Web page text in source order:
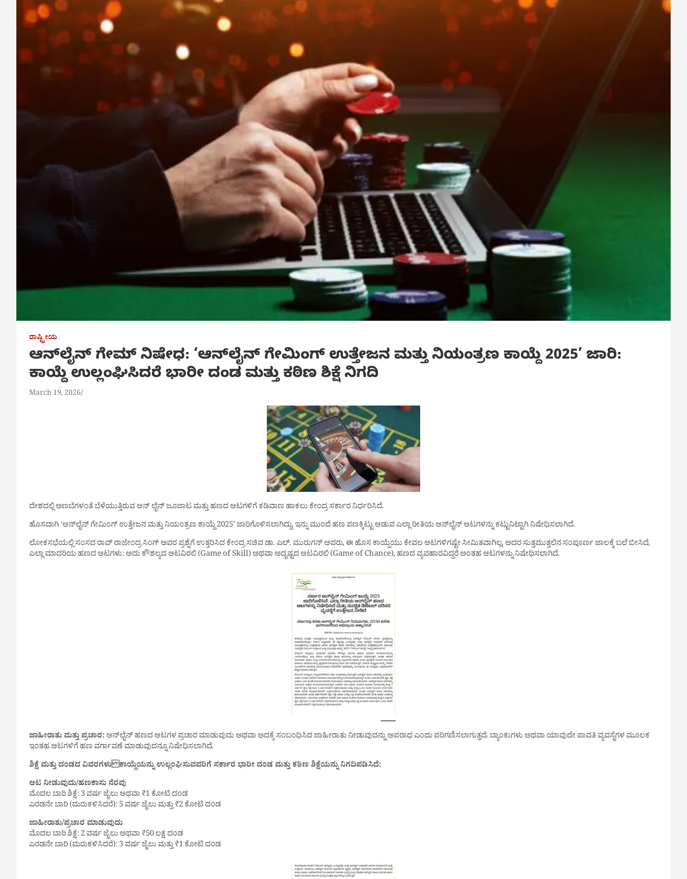
ರಾಷ್ಟ್ರೀಯ
ಆನ್‌ಲೈನ್ ಗೇಮ್ ನಿಷೇಧ: ‘ಆನ್‌ಲೈನ್ ಗೇಮಿಂಗ್ ಉತ್ತೇಜನ ಮತ್ತು ನಿಯಂತ್ರಣ ಕಾಯ್ದೆ 2025’ ಜಾರಿ:
ಕಾಯ್ದೆ ಉಲ್ಲಂಘಿಸಿದರೆ ಭಾರೀ ದಂಡ ಮತ್ತು ಕಠಿಣ ಶಿಕ್ಷೆ ನಿಗದಿ
March 19, 2026
ದೇಶದಲ್ಲಿ ಅಣಬೆಗಳಂತೆ ಬೆಳೆಯುತ್ತಿರುವ ಆನ್‌ ಲೈನ್ ಜೂಜಾಟ ಮತ್ತು ಹಣದ ಆಟಗಳಿಗೆ ಕಡಿವಾಣ ಹಾಕಲು ಕೇಂದ್ರ ಸರ್ಕಾರ ನಿರ್ಧರಿಸಿದೆ.
ಹೊಸದಾಗಿ ‘ಆನ್‌ಲೈನ್ ಗೇಮಿಂಗ್ ಉತ್ತೇಜನ ಮತ್ತು ನಿಯಂತ್ರಣ ಕಾಯ್ದೆ 2025’ ಜಾರಿಗೊಳಿಸಲಾಗಿದ್ದು, ಇನ್ನು ಮುಂದೆ ಹಣ ಪಣಕ್ಕಿಟ್ಟು ಆಡುವ ಎಲ್ಲಾ ರೀತಿಯ ಆನ್‌ಲೈನ್ ಆಟಗಳನ್ನು ಕಟ್ಟುನಿಟ್ಟಾಗಿ ನಿಷೇಧಿಸಲಾಗಿದೆ.
ಲೋಕಸಭೆಯಲ್ಲಿ ಸಂಸದ ರಾವ್ ರಾಜೇಂದ್ರ ಸಿಂಗ್ ಅವರ ಪ್ರಶ್ನೆಗೆ ಉತ್ತರಿಸಿದ ಕೇಂದ್ರ ಸಚಿವ ಡಾ. ಎಲ್. ಮುರುಗನ್ ಅವರು, ಈ ಹೊಸ ಕಾಯ್ದೆಯು ಕೇವಲ ಆಟಗಳಿಗಷ್ಟೇ ಸೀಮಿತವಾಗಿಲ್ಲ, ಅದರ ಸುತ್ತಮುತ್ತಲಿನ ಸಂಪೂರ್ಣ ಜಾಲಕ್ಕೆ ಬಲೆ ಬೀಸಿದೆ,
ಎಲ್ಲಾ ಮಾದರಿಯ ಹಣದ ಆಟಗಳು: ಅದು ಕೌಶಲ್ಯದ ಆಟವಿರಲಿ (Game of Skill) ಅಥವಾ ಅದೃಷ್ಟದ ಆಟವಿರಲಿ (Game of Chance), ಹಣದ ವ್ಯವಹಾರವಿದ್ದರೆ ಅಂತಹ ಆಟಗಳನ್ನು ನಿಷೇಧಿಸಲಾಗಿದೆ.
ಜಾಹೀರಾತು ಮತ್ತು ಪ್ರಚಾರ:ಆನ್‌ಲೈನ್ ಹಣದ ಆಟಗಳ ಪ್ರಚಾರ ಮಾಡುವುದು ಅಥವಾ ಅದಕ್ಕೆ ಸಂಬಂಧಿಸಿದ ಜಾಹೀರಾತು ನೀಡುವುದನ್ನು ಅಪರಾಧ ಎಂದು ಪರಿಗಣಿಸಲಾಗುತ್ತದೆ. ಬ್ಯಾಂಕುಗಳು ಅಥವಾ ಯಾವುದೇ ಪಾವತಿ ವ್ಯವಸ್ಥೆಗಳ ಮೂಲಕ
ಇಂತಹ ಆಟಗಳಿಗೆ ಹಣ ವರ್ಗಾವಣೆ ಮಾಡುವುದನ್ನೂ ನಿಷೇಧಿಸಲಾಗಿದೆ.
ಶಿಕ್ಷೆ ಮತ್ತು ದಂಡದ ವಿವರಗಳು ಕಾಯ್ದೆಯನ್ನು ಉಲ್ಲಂಘಿಸುವವರಿಗೆ ಸರ್ಕಾರ ಭಾರೀ ದಂಡ ಮತ್ತು ಕಠಿಣ ಶಿಕ್ಷೆಯನ್ನು ನಿಗದಿಪಡಿಸಿದೆ:
ಆಟ ನೀಡುವುದು/ಹಣಕಾಸು ನೆರವು
ಮೊದಲ ಬಾರಿ ಶಿಕ್ಷೆ: 3 ವರ್ಷ ಜೈಲು ಅಥವಾ ₹1 ಕೋಟಿ ದಂಡ
ಎರಡನೇ ಬಾರಿ (ಮರುಕಳಿಸಿದರೆ): 5 ವರ್ಷ ಜೈಲು ಮತ್ತು ₹2 ಕೋಟಿ ದಂಡ
ಜಾಹೀರಾತು/ಪ್ರಚಾರ ಮಾಡುವುದು
ಮೊದಲ ಬಾರಿ ಶಿಕ್ಷೆ: 2 ವರ್ಷ ಜೈಲು ಅಥವಾ ₹50 ಲಕ್ಷ ದಂಡ
ಎರಡನೇ ಬಾರಿ (ಮರುಕಳಿಸಿದರೆ): 3 ವರ್ಷ ಜೈಲು ಮತ್ತು ₹1 ಕೋಟಿ ದಂಡ